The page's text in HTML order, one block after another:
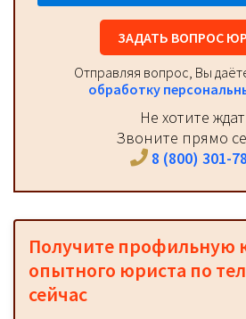
ЗАДАТЬ ВОПРОС
Отправляя вопрос, Вы
обработку
Не хотите
Звоните прямо
8 (800) 301-
Получите профильную
опытного юриста по
сейчас